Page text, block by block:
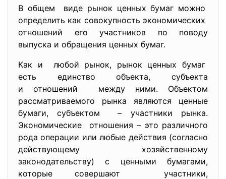
В общем виде рынок ценных бумаг можно
определить как совокупность экономических
отношений его участников по поводу
выпуска и обращения ценных бумаг.
Как и любой рынок, рынок ценных бумаг
есть единство объекта, субъекта
и отношений между ними. Объектом
рассматриваемого рынка являются ценные
бумаги, субъектом – участники рынка.
Экономические отношения – это различного
рода операции или любые действия (согласно
действующему хозяйственному
законодательству) с ценными бумагами,
которые совершают участники,